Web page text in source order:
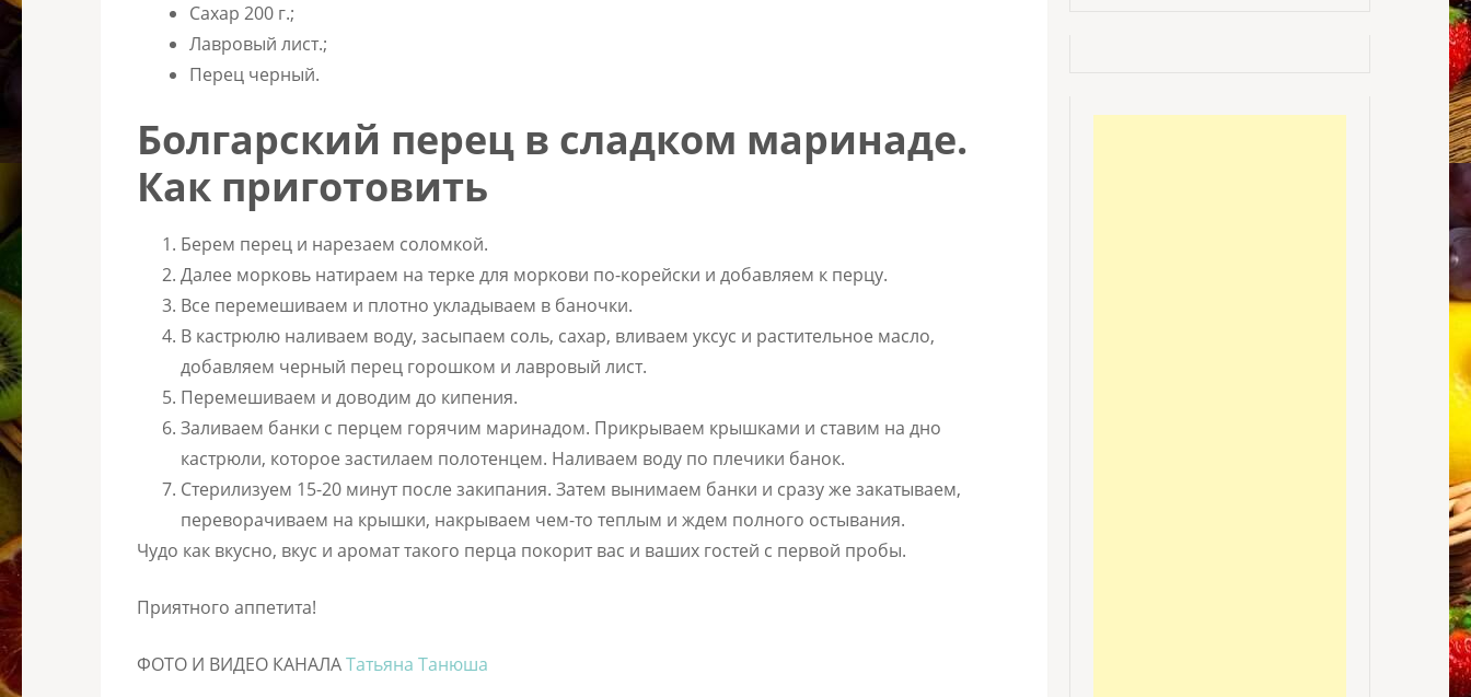
Сахар 200 г.;
Лавровый лист.;
Перец черный.
Болгарский перец в сладком маринаде.
Как приготовить
Берем перец и нарезаем соломкой.
Далее морковь натираем на терке для моркови по-корейски и добавляем к перцу.
Все перемешиваем и плотно укладываем в баночки.
В кастрюлю наливаем воду, засыпаем соль, сахар, вливаем уксус и растительное масло,
добавляем черный перец горошком и лавровый лист.
Перемешиваем и доводим до кипения.
Заливаем банки с перцем горячим маринадом. Прикрываем крышками и ставим на дно
кастрюли, которое застилаем полотенцем. Наливаем воду по плечики банок.
Стерилизуем 15-20 минут после закипания. Затем вынимаем банки и сразу же закатываем,
переворачиваем на крышки, накрываем чем-то теплым и ждем полного остывания.
Чудо как вкусно, вкус и аромат такого перца покорит вас и ваших гостей с первой пробы.
Приятного аппетита!
ФОТО И ВИДЕО КАНАЛАТатьяна Танюша